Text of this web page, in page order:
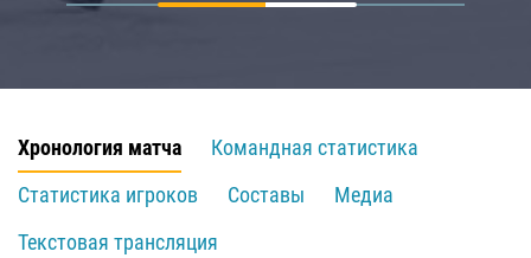
Хронология матча
Командная статистика
Статистика игроков
Составы
Медиа
Текстовая трансляция